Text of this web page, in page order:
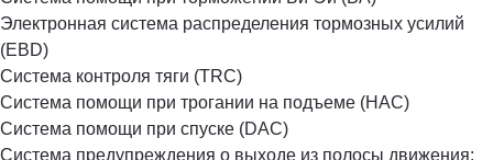
Электронная система распределения тормозных усилий
(EBD)
Система контроля тяги (TRC)
Система помощи при трогании на подъеме (HAC)
Система помощи при спуске (DAC)
Система предупреждения о выходе из полосы движения: